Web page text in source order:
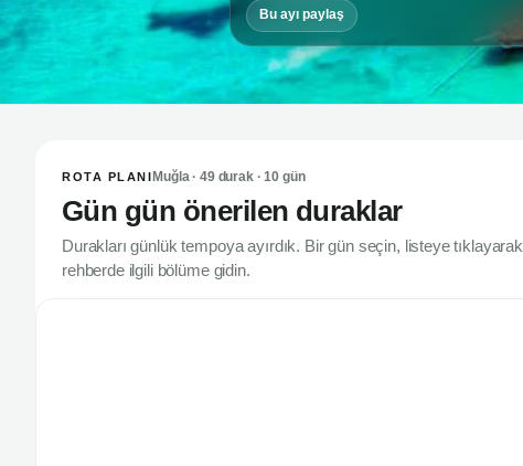
Bu ayı paylaş
ROTA PLANI Muğla · 49 durak · 10 gün
Gün gün önerilen duraklar
Durakları günlük tempoya ayırdık. Bir gün seçin, listeye tıklayarak
rehberde ilgili bölüme gidin.